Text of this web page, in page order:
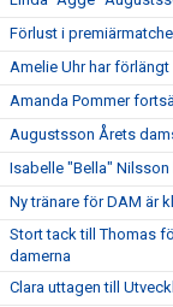
Förlust i
Amelie Uhr har
Amanda Pommer
Augustsson Årets
Isabelle "Bella"
Ny tränare för DAM är
Stort tack till Thomas
damerna
Clara uttagen till